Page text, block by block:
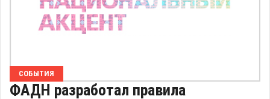
СОБЫТИЯ
ФАДН разработал правила